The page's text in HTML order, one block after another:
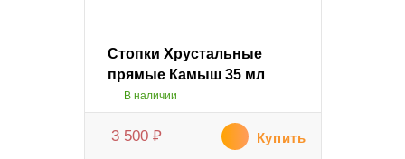
Стопки Хрустальные
прямые Камыш 35 мл
В наличии
3 500 ₽ Купить